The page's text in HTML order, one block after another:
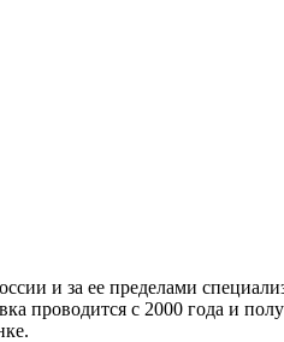
и за ее пределами
с 2000 года и